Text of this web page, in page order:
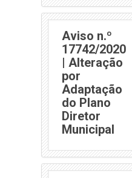
Aviso n.º
17742/2020
| Alteração
por
Adaptação
do Plano
Diretor
Municipal